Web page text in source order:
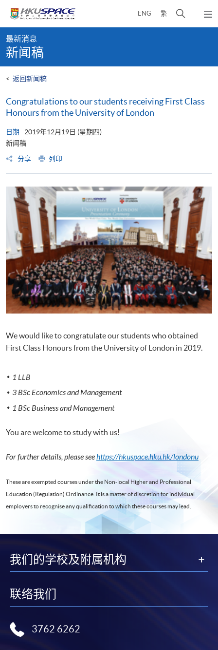
content
ENG 繁
开
弹
出
content
start
最新消息
新闻稿
< 返回新闻稿
Congratulations to our students receiving First Class
Honours from the University of London
日期
2019年12月19日 (星期四)
新闻稿
分享
列印
We would like to congratulate our students who obtained
First Class Honours from the University of London in 2019.
1 LLB
3 BSc Economics and Management
1 BSc Business and Management
You are welcome to study with us!
For further details, please seehttps://hkuspace.hku.hk/londonu
These are exempted courses under the Non-local Higher and Professional
Education (Regulation) Ordinance. It is a matter of discretion for individual
employers to recognise any qualification to which these courses may lead.
我们的学校及附属机构
联络我们
3762 6262